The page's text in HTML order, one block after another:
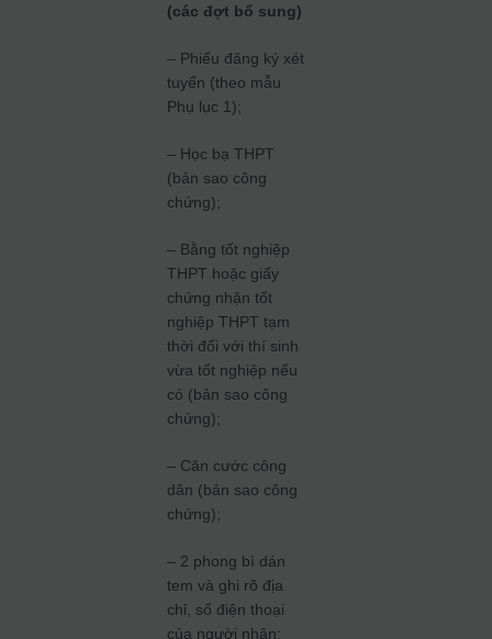
(các đợt bổ sung)
– Phiếu đăng ký xét
tuyển (theo mẫu
Phụ lục 1);
– Học bạ THPT
(bản sao công
chứng);
– Bằng tốt nghiệp
THPT hoặc giấy
chứng nhận tốt
nghiệp THPT tạm
thời đối với thí sinh
vừa tốt nghiệp nếu
có (bản sao công
chứng);
– Căn cước công
dân (bản sao công
chứng);
– 2 phong bì dán
tem và ghi rõ địa
chỉ, số điện thoại
của người nhận;